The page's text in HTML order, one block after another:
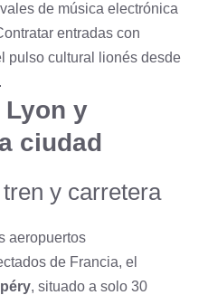
de música electrónica
entradas con
pulso cultural lionés desde
Lyon y
ciudad
y carretera
aeropuertos
de Francia, el
, situado a solo 30